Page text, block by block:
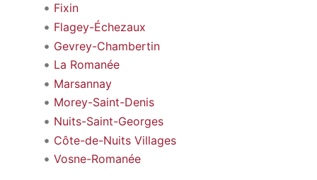
Fixin
Flagey-Échezaux
Gevrey-Chambertin
La Romanée
Marsannay
Morey-Saint-Denis
Nuits-Saint-Georges
Côte-de-Nuits Villages
Vosne-Romanée